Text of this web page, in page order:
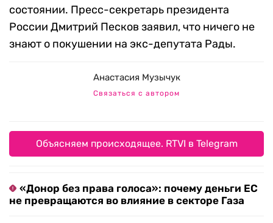
состоянии. Пресс-секретарь президента
России Дмитрий Песков заявил, что ничего не
знают о покушении на экс-депутата Рады.
Анастасия Музычук
Связаться с автором
Объясняем происходящее. RTVI в Telegram
«Донор без права голоса»: почему деньги ЕС
не превращаются во влияние в секторе Газа